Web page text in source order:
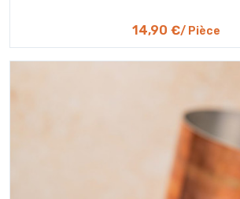
14,90 €/ Pièce